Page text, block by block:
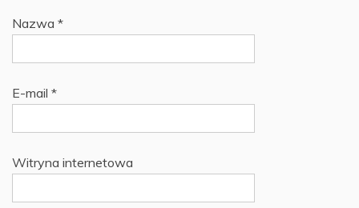
Nazwa *
E-mail *
Witryna internetowa